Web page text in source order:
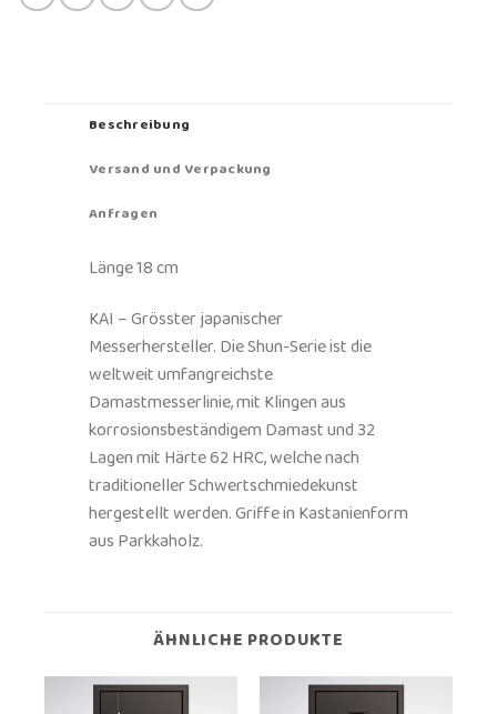
Beschreibung
Versand und Verpackung
Anfragen
Länge 18 cm
KAI – Grösster japanischer
Messerhersteller. Die Shun-Serie ist die
weltweit umfangreichste
Damastmesserlinie, mit Klingen aus
korrosionsbeständigem Damast und 32
Lagen mit Härte 62 HRC, welche nach
traditioneller Schwertschmiedekunst
hergestellt werden. Griffe in Kastanienform
aus Parkkaholz.
ÄHNLICHE PRODUKTE